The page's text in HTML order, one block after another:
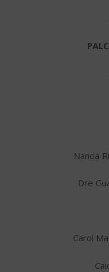
Nanda
Dre
Carol